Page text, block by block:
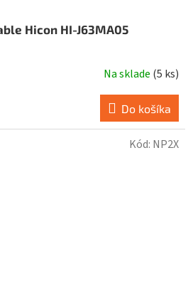
Hicon HI-J63MA05
Na sklade (5 ks)
Do košíka
Kód: NP2X